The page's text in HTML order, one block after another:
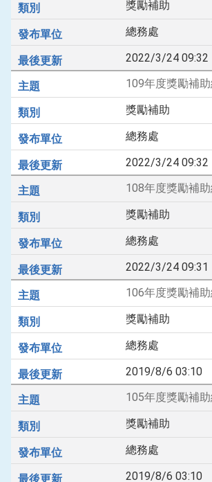
獎勵補助
總務處
2022/3/24 09:32
109年度獎勵補
獎勵補助
總務處
2022/3/24 09:32
108年度獎勵補
獎勵補助
總務處
2022/3/24 09:31
106年度獎勵補
獎勵補助
總務處
2019/8/6 03:10
105年度獎勵補
獎勵補助
總務處
2019/8/6 03:10